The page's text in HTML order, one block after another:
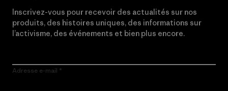
Inscrivez-vous pour recevoir des actualités sur nos
produits, des histoires uniques, des informations sur
l’activisme, des événements et bien plus encore.
Adresse e-mail